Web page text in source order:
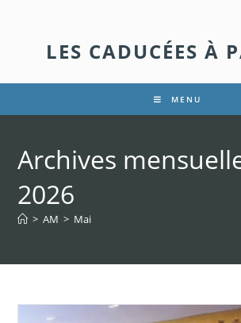
LES CADUCÉES À
MENU
Archives
2026
> AM > Mai